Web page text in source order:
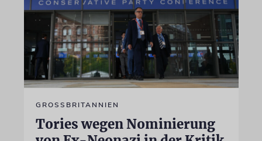
GROSSBRITANNIEN
Tories wegen Nominierung